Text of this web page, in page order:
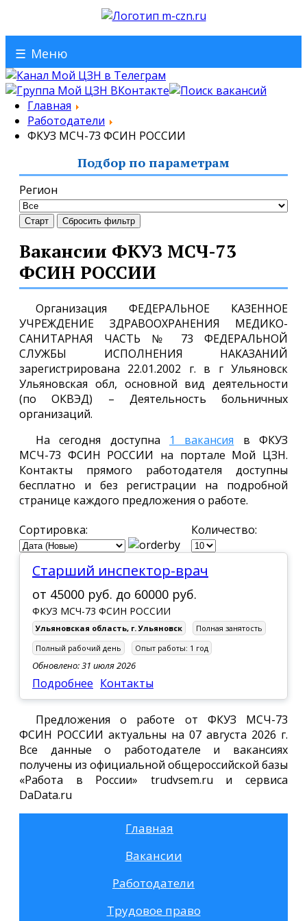
☰ Меню
Главная
Работодатели
ФКУЗ МСЧ-73 ФСИН РОССИИ
Подбор по параметрам
Регион
Старт Сбросить фильтр
Вакансии ФКУЗ МСЧ-73
ФСИН РОССИИ
Организация ФЕДЕРАЛЬНОЕ КАЗЕННОЕ
УЧРЕЖДЕНИЕ ЗДРАВООХРАНЕНИЯ МЕДИКО-
САНИТАРНАЯ ЧАСТЬ № 73 ФЕДЕРАЛЬНОЙ
СЛУЖБЫ ИСПОЛНЕНИЯ НАКАЗАНИЙ
зарегистрирована 22.01.2002 г. в г Ульяновск
Ульяновская обл, основной вид деятельности
(по ОКВЭД) – Деятельность больничных
организаций.
На сегодня доступна 1 вакансия в ФКУЗ
МСЧ-73 ФСИН РОССИИ на портале Мой ЦЗН.
Контакты прямого работодателя доступны
бесплатно и без регистрации на подробной
странице каждого предложения о работе.
Сортировка:
Количество:
Старший инспектор-врач
от 45000 руб. до 60000 руб.
ФКУЗ МСЧ-73 ФСИН РОССИИ
Ульяновская область, г. Ульяновск
Полная занятость
Полный рабочий день
Опыт работы: 1 год
Обновлено: 31 июля 2026
Подробнее Контакты
Предложения о работе от ФКУЗ МСЧ-73
ФСИН РОССИИ актуальны на 07 августа 2026 г.
Все данные о работодателе и вакансиях
получены из официальной общероссийской базы
«Работа в России» trudvsem.ru и сервиса
DaData.ru
Главная
Вакансии
Работодатели
Трудовое право